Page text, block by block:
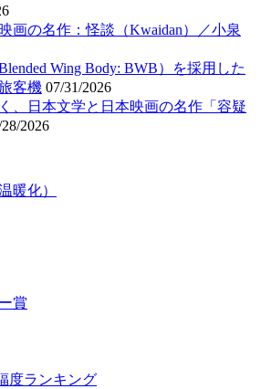
画の名作：怪談（Kwaidan）／小泉
Wing Body: BWB）を採用した
客機 07/31/2026
、日本文学と日本映画の名作「容疑
2026
暖化）
賞
度ランキング